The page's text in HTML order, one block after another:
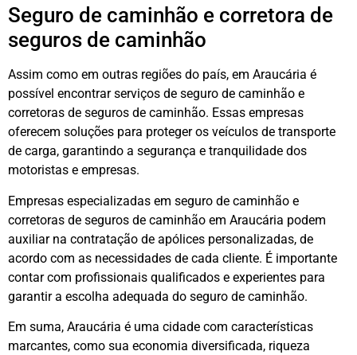
Seguro de caminhão e corretora de
seguros de caminhão
Assim como em outras regiões do país, em Araucária é
possível encontrar serviços de seguro de caminhão e
corretoras de seguros de caminhão. Essas empresas
oferecem soluções para proteger os veículos de transporte
de carga, garantindo a segurança e tranquilidade dos
motoristas e empresas.
Empresas especializadas em seguro de caminhão e
corretoras de seguros de caminhão em Araucária podem
auxiliar na contratação de apólices personalizadas, de
acordo com as necessidades de cada cliente. É importante
contar com profissionais qualificados e experientes para
garantir a escolha adequada do seguro de caminhão.
Em suma, Araucária é uma cidade com características
marcantes, como sua economia diversificada, riqueza